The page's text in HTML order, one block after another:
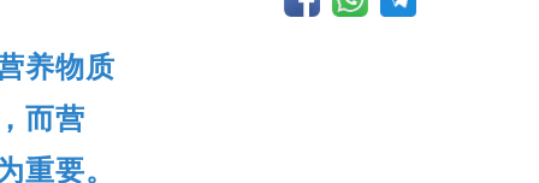
养物质
而营
重要。